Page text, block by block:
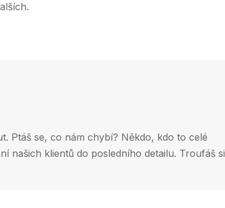
Ptáš se, co nám chybí? Někdo, kdo to celé
našich klientů do posledního detailu. Troufáš si